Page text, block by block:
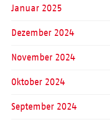
Januar 2025
Dezember 2024
November 2024
Oktober 2024
September 2024